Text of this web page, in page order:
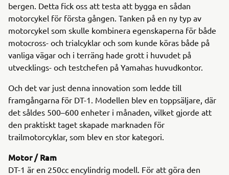
bergen. Detta fick oss att testa att bygga en sådan
motorcykel för första gången. Tanken på en ny typ av
motorcykel som skulle kombinera egenskaperna för både
motocross- och trialcyklar och som kunde köras både på
vanliga vägar och i terräng hade grott i huvudet på
utvecklings- och testchefen på Yamahas huvudkontor.
Och det var just denna innovation som ledde till
framgångarna för DT-1. Modellen blev en toppsäljare, där
det såldes 500–600 enheter i månaden, vilket gjorde att
den praktiskt taget skapade marknaden för
trailmotorcyklar, som blev en stor kategori.
Motor / Ram
DT-1 är en 250cc encylindrig modell. För att göra den